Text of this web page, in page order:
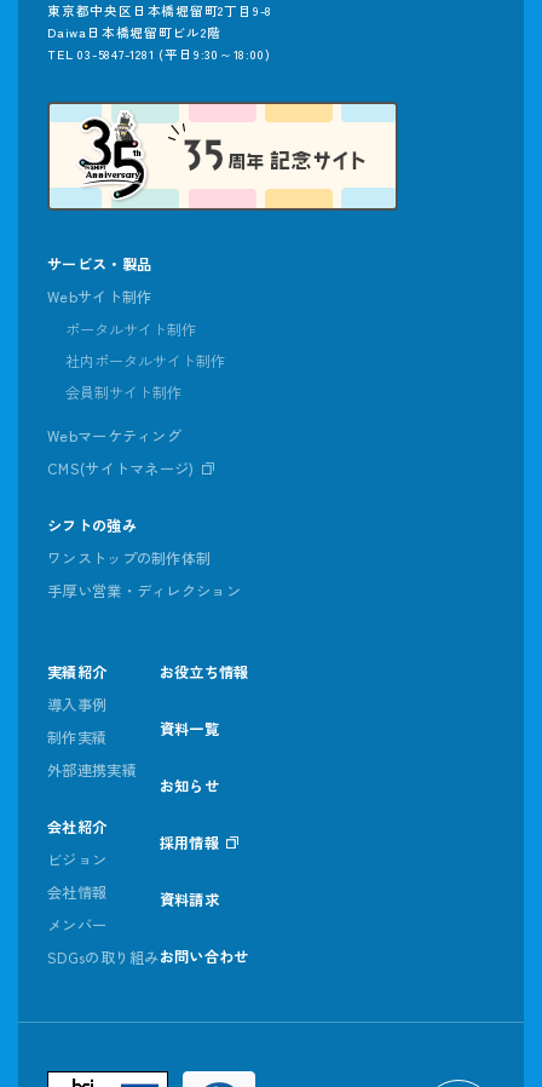
東京都中央区日本橋堀留町2丁目9-8
Daiwa日本橋堀留町ビル2階
TEL 03-5847-1281 (平日9:30～18:00)
サービス・製品
Webサイト制作
ポータルサイト制作
社内ポータルサイト制作
会員制サイト制作
Webマーケティング
CMS(サイトマネージ)
シフトの強み
ワンストップの制作体制
手厚い営業・ディレクション
実績紹介
導入事例
制作実績
外部連携実績
会社紹介
ビジョン
会社情報
メンバー
SDGsの取り組み
お役立ち情報
資料一覧
お知らせ
採用情報
資料請求
お問い合わせ